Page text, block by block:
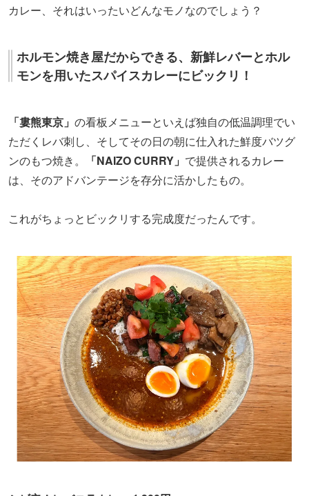
カレー、それはいったいどんなモノなのでしょう？
ホルモン焼き屋だからできる、新鮮レバーとホル
モンを用いたスパイスカレーにビックリ！
「婁熊東京」 の看板メニューといえば独自の低温調理でい
ただくレバ刺し、そしてその日の朝に仕入れた鮮度バツグ
ンのもつ焼き。
「NAIZO CURRY」 で提供されるカレー
は、そのアドバンテージを存分に活かしたもの。
これがちょっとビックリする完成度だったんです。